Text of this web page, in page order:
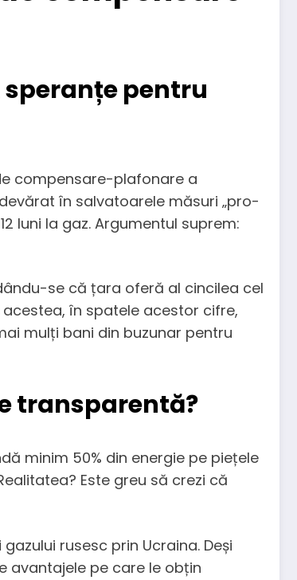
pentru
compensare-plafonare a
în salvatoarele măsuri „pro-
luni la gaz. Argumentul suprem:
se că țara oferă al cincilea cel
în spatele acestor cifre,
mulți bani din buzunar pentru
transparentă?
minim 50% din energie pe piețele
Este greu să crezi că
rusesc prin Ucraina. Deși
avantajele pe care le obțin